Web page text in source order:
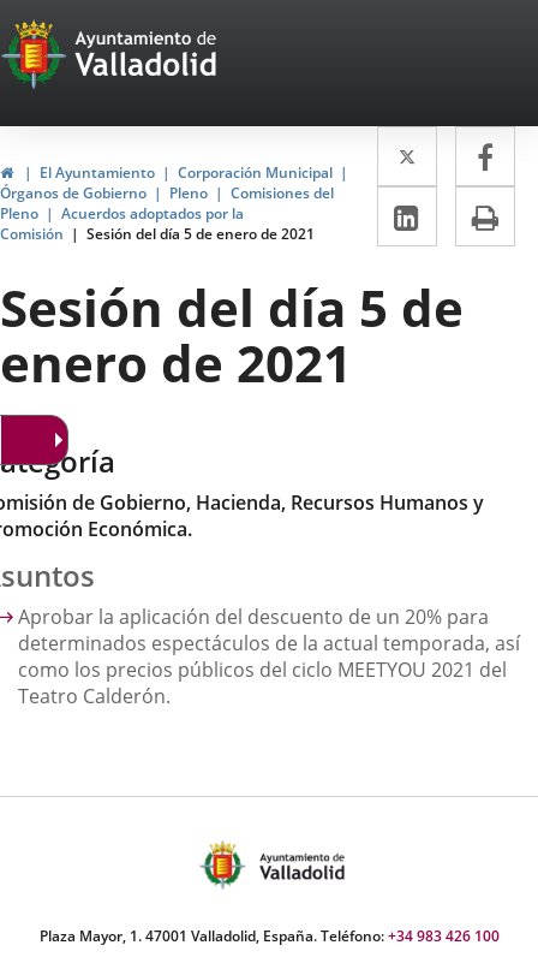
Portal
Web
del
Ayuntamiento
de
Valladolid
InicioEl Ayuntamiento
Corporación Municipal
Órganos de Gobierno
Pleno
Comisiones del
Pleno
Acuerdos adoptados por la
Comisión
Sesión del día 5 de enero de 2021
Twitter
Enlace
a
una
externa.
a
LinkedIn
Enlace
a
una
Sesión del día 5 de
enero de 2021
de Gobierno, Hacienda, Recursos Humanos y
Económica.
Aprobar la aplicación del descuento de un 20% para
determinados espectáculos de la actual temporada, así
como los precios públicos del ciclo MEETYOU 2021 del
Teatro Calderón.
Plaza Mayor, 1. 47001 Valladolid, España. Teléfono:+34 983 426 100